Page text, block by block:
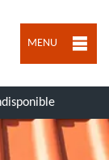
MENU